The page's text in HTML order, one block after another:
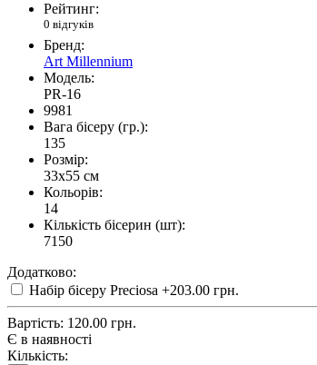
Рейтинг:
0 відгуків
Бренд:
Art Millennium
Модель:
PR-16
9981
Вага бісеру (гр.):
135
Розмір:
33x55 см
Кольорів:
14
Кількість бісерин (шт):
7150
Додатково:
Набір бісеру Preciosa +203.00 грн.
Вартість: 120.00 грн.
Є в наявності
Кількість: